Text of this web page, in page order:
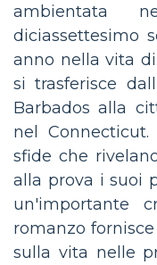
ambientata
diciassettesimo
anno nella vita
si trasferisce
Barbados alla
nel
sfide che
alla prova i suoi
un'importante
romanzo
sulla vita nelle